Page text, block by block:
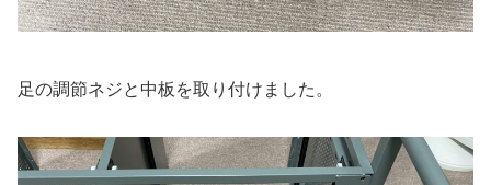
足の調節ネジと中板を取り付けました。